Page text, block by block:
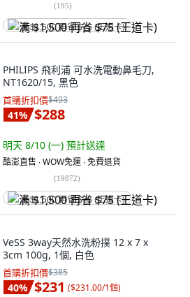
(195)
满 $1,500 再省 $75 (王道卡)
PHILIPS 飛利浦 可水洗電動鼻毛刀,
NT1620/15, 黑色
首購折扣價$493
41% $288
明天 8/10 (一) 預計送達
酷澎直售 ∙ WOW免運 ∙ 免費退貨
(19872)
满 $1,500 再省 $75 (王道卡)
VeSS 3way天然水洗粉撲 12 x 7 x
3cm 100g, 1個, 白色
首購折扣價$385
40% $231 ($231.00/1個)